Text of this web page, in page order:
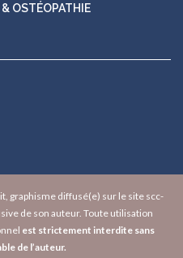
OSTÉOPATHIE
graphisme diffusé(e) sur le site scc-
de son auteur. Toute utilisation
est strictement interdite sans
de l’auteur.